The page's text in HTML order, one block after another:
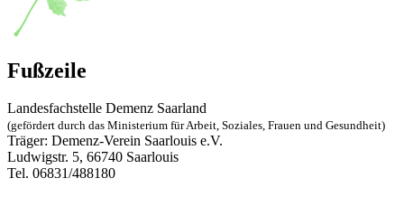
Fußzeile
Landesfachstelle Demenz Saarland
(gefördert durch das Ministerium für Arbeit, Soziales, Frauen und Gesundheit)
Träger: Demenz-Verein Saarlouis e.V.
Ludwigstr. 5, 66740 Saarlouis
Tel. 06831/488180